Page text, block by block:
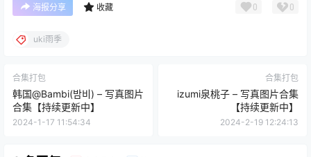
海报分享 收藏 0 0
uki雨季
合集打包
韩国@Bambi(밤비) – 写真图片
合集【持续更新中】
2024-1-17 11:54:34
合集打包
izumi泉桃子 – 写真图片合集
【持续更新中】
2024-2-19 12:24:13